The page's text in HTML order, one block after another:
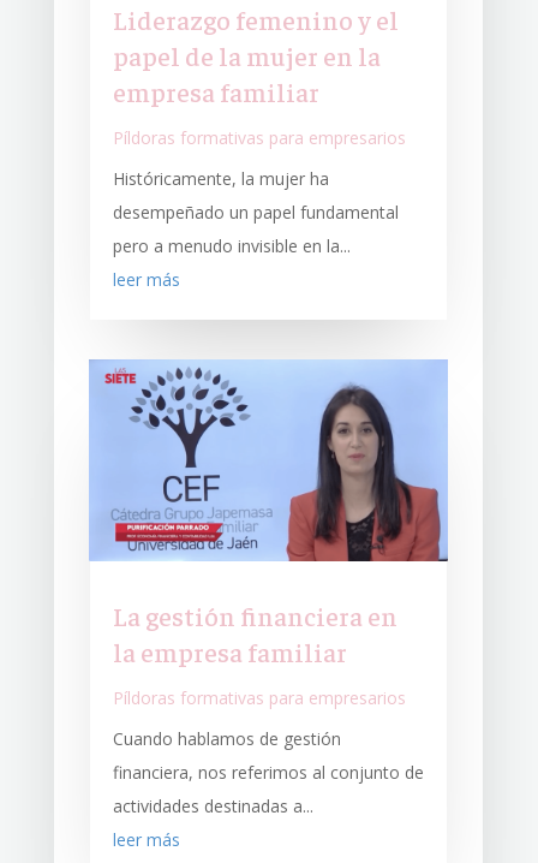
Liderazgo femenino y el
papel de la mujer en la
empresa familiar
Píldoras formativas para empresarios
Históricamente, la mujer ha
desempeñado un papel fundamental
pero a menudo invisible en la...
leer más
La gestión financiera en
la empresa familiar
Píldoras formativas para empresarios
Cuando hablamos de gestión
financiera, nos referimos al conjunto de
actividades destinadas a...
leer más